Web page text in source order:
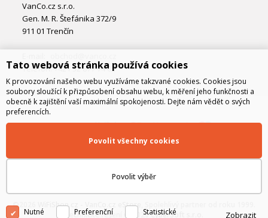
VanCo.cz s.r.o.
Gen. M. R. Štefánika 372/9
911 01 Trenčín
Telefon: +421 32 877 74 02
©2026 WiFiShop.cz - VanCo.cz eStore
Technické řešení © 2026CyberSoft s.r.o.
Tato webová stránka používá cookies
K provozování našeho webu využíváme takzvané cookies. Cookies jsou
soubory sloužící k přizpůsobení obsahu webu, k měření jeho funkčnosti a
obecně k zajištění vaší maximální spokojenosti. Dejte nám vědět o svých
preferencích.
Povolit výběr
Povolit všechny cookies
Nutné Preferenční Statistické Zobrazit